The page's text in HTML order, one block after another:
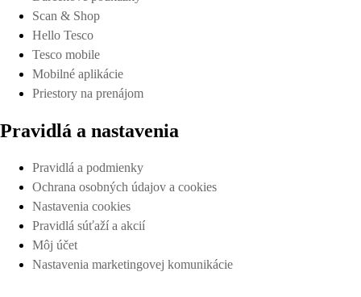
Scan & Shop
Hello Tesco
Tesco mobile
Mobilné aplikácie
Priestory na prenájom
Pravidlá a nastavenia
Pravidlá a podmienky
Ochrana osobných údajov a cookies
Nastavenia cookies
Pravidlá súťaží a akcií
Môj účet
Nastavenia marketingovej komunikácie